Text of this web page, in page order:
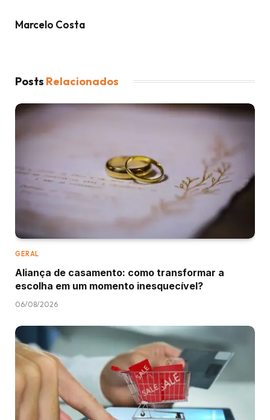
Marcelo Costa
Posts Relacionados
GERAL
Aliança de casamento: como transformar a
escolha em um momento inesquecível?
06/08/2026